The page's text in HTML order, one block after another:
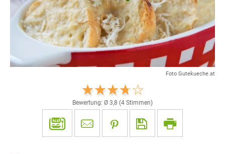
Foto Gutekueche.at
Bewertung: Ø 3,8 (4 Stimmen)